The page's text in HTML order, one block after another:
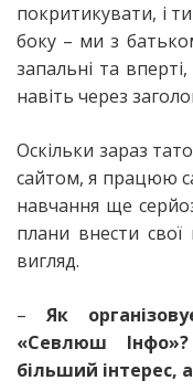
покритикувати, і
боку – ми з
запальні та
навіть через
Оскільки зараз
сайтом, я працюю
навчання ще
плани внести
вигляд.
– Як
«Севлюш
більший інтерес,